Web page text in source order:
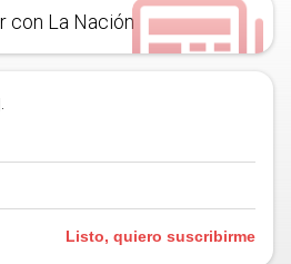
con La Nación
Listo, quiero suscribirme